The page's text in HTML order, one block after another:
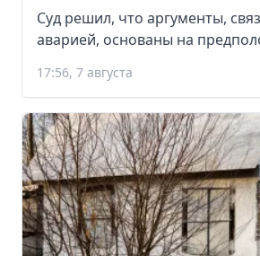
Суд решил, что аргументы,
аварией, основаны на
17:56, 7 августа